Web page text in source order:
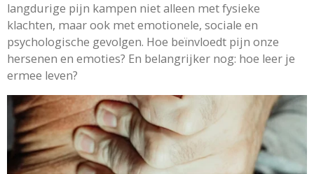
langdurige pijn kampen niet alleen met fysieke
klachten, maar ook met emotionele, sociale en
psychologische gevolgen. Hoe beïnvloedt pijn onze
hersenen en emoties? En belangrijker nog: hoe leer je
ermee leven?